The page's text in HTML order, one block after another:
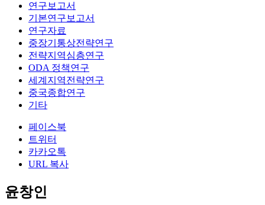
연구보고서
기본연구보고서
연구자료
중장기통상전략연구
전략지역심층연구
ODA 정책연구
세계지역전략연구
중국종합연구
기타
페이스북
트위터
카카오톡
URL 복사
윤창인